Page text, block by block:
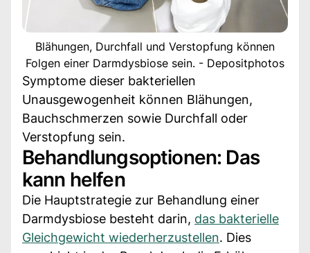
Blähungen, Durchfall und Verstopfung können
Folgen einer Darmdysbiose sein. - Depositphotos
Symptome dieser bakteriellen
Unausgewogenheit können Blähungen,
Bauchschmerzen sowie Durchfall oder
Verstopfung sein.
Behandlungsoptionen: Das
kann helfen
Die Hauptstrategie zur Behandlung einer
Darmdysbiose besteht darin, das bakterielle
Gleichgewicht wiederherzustellen. Dies